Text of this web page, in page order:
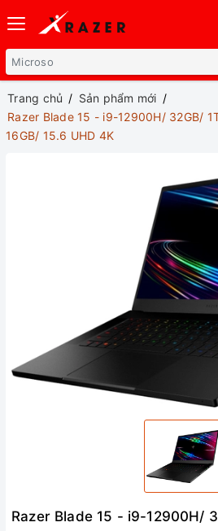
Trang chủ
Sản phẩm mới
Razer Blade 15 - i9-12900H/ 32GB/
16GB/ 15.6 UHD 4K
Razer Blade 15 - i9-12900H/